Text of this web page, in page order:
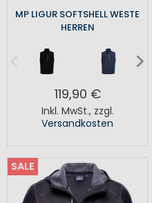
MP LIGUR SOFTSHELL WESTE
HERREN
119,90 €
Inkl. MwSt., zzgl.
Versandkosten
SALE